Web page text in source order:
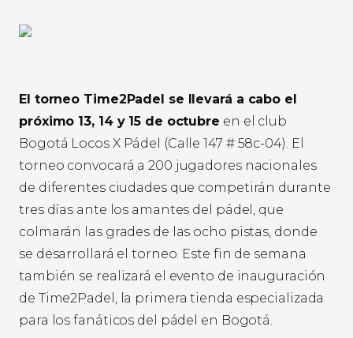
El torneo Time2Padel se llevará a cabo el
próximo 13, 14 y 15 de octubre en el club
Bogotá Locos X Pádel (Calle 147 # 58c-04). El
torneo convocará a 200 jugadores nacionales
de diferentes ciudades que competirán durante
tres días ante los amantes del pádel, que
colmarán las grades de las ocho pistas, donde
se desarrollará el torneo. Este fin de semana
también se realizará el evento de inauguración
de Time2Padel, la primera tienda especializada
para los fanáticos del pádel en Bogotá.